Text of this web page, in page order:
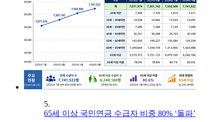
5.
65세 이상 국민연금 수급자 비중 80% ‘돌파’